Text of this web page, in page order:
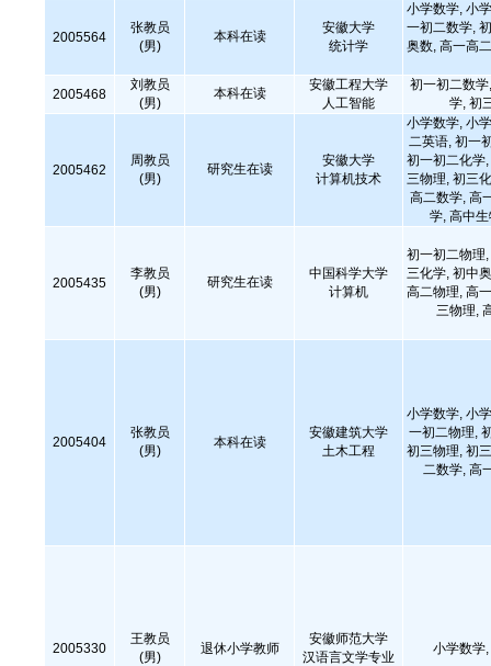
2005564
张教员
(男)
本科在读
安徽大学
统计学
小学数学, 小
一初二数学,
奥数, 高一高
2005468
刘教员
(男)
本科在读
安徽工程大学
人工智能
初一初二数
学, 初
2005462
周教员
(男)
研究生在读
安徽大学
计算机技术
小学数学, 小
二英语, 初一
初一初二化学
三物理, 初三
高二数学, 高
学, 高中
2005435
李教员
(男)
研究生在读
中国科学大学
计算机
初一初二物理
三化学, 初中
高二物理, 高
三物理,
2005404
张教员
(男)
本科在读
安徽建筑大学
土木工程
小学数学, 小
一初二物理,
初三物理, 初
二数学, 高
2005330
王教员
(男)
退休小学教师
安徽师范大学
汉语言文学专业
小学数学